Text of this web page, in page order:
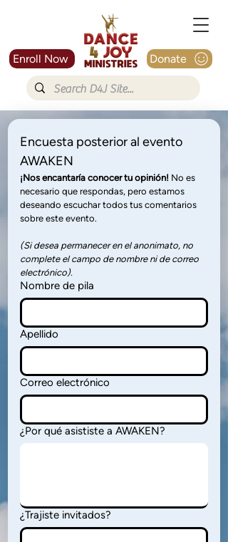
Enroll Now Donate
Encuesta posterior al evento
AWAKEN
¡Nos encantaría conocer tu opinión! No es
necesario que respondas, pero estamos
deseando escuchar todos tus comentarios
sobre este evento.
(Si desea permanecer en el anonimato, no
complete el campo de nombre ni de correo
electrónico).
Nombre de pila
Apellido
Correo electrónico
¿Por qué asististe a AWAKEN?
¿Trajiste invitados?